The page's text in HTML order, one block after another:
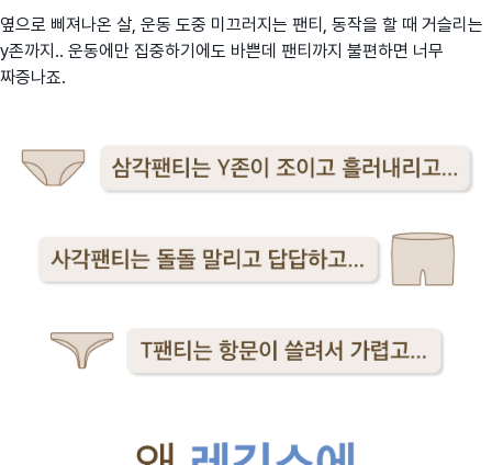
옆으로 삐져나온 살, 운동 도중 미끄러지는 팬티, 동작을 할 때 거슬리는
y존까지.. 운동에만 집중하기에도 바쁜데 팬티까지 불편하면 너무
짜증나죠.